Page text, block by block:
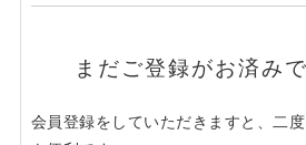
まだご登録がお済み
会員登録をしていただきますと、二